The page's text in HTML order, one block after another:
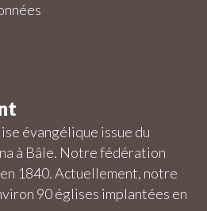
évangélique issue du
à Bâle. Notre fédération
1840. Actuellement, notre
90 églises implantées en